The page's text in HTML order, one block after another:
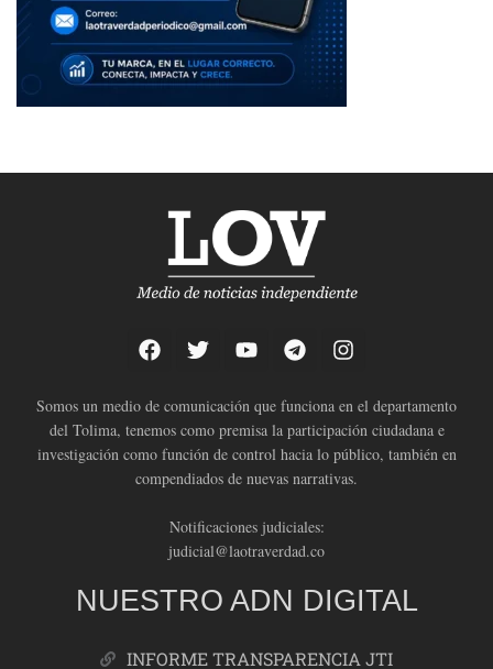
Somos un medio de comunicación que funciona en el departamento
del Tolima, tenemos como premisa la participación ciudadana e
investigación como función de control hacia lo público, también en
compendiados de nuevas narrativas.
Notificaciones judiciales:
judicial@laotraverdad.co
NUESTRO ADN DIGITAL
INFORME TRANSPARENCIA JTI